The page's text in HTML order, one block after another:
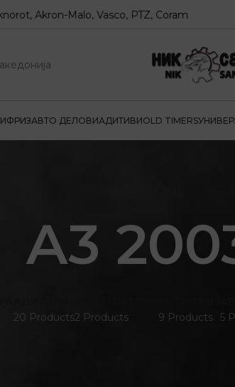
Akron-Malo, Vasco, PTZ, Coram
АВТО ДЕЛОВИАДИТИВИOLD TIMERS
A3
20 Products2 Products
9 Products 5